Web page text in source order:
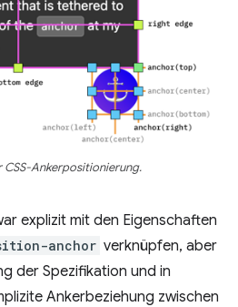
CSS-Ankerpositionierung.
explizit mit den Eigenschaften
anchor verknüpfen, aber
der Spezifikation und in
Ankerbeziehung zwischen